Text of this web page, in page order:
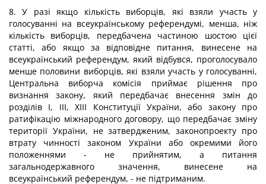
8. У разі якщо кількість виборців, які взяли участь у
голосуванні на всеукраїнському референдумі, менша, ніж
кількість виборців, передбачена частиною шостою цієї
статті, або якщо за відповідне питання, винесене на
всеукраїнський референдум, який відбувся, проголосувало
менше половини виборців, які взяли участь у голосуванні,
Центральна виборча комісія приймає рішення про
визнання закону, який передбачає внесення змін до
розділів I, III, XIII Конституції України, або закону про
ратифікацію міжнародного договору, що передбачає зміну
території України, не затвердженим, законопроекту про
втрату чинності законом України або окремими його
положеннями - не прийнятим, а питання
загальнодержавного значення, винесене на
всеукраїнський референдум, - не підтриманим.